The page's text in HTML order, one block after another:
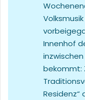
Innenhof
bekommt:
Residenz“